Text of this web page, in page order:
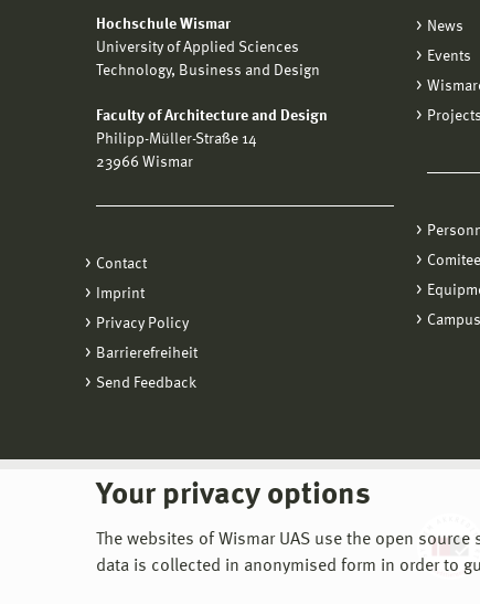
Your privacy options
The websites of Wismar UAS use the open
data is collected in anonymised form in order to
Hochschule Wismar
University of Applied Sciences
Technology, Business and Design
Faculty of Architecture and Design
Philipp-Müller-Straße 14
23966 Wismar
Contact
Imprint
Privacy Policy
Barrierefreiheit
Send Feedback
News
Events
Projects